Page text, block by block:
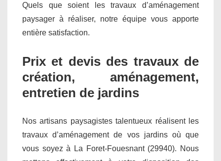
Quels que soient les travaux d’aménagement
paysager à réaliser, notre équipe vous apporte
entière satisfaction.
Prix et devis des travaux de
création, aménagement,
entretien de jardins
Nos artisans paysagistes talentueux réalisent les
travaux d’aménagement de vos jardins où que
vous soyez à La Foret-Fouesnant (29940). Nous